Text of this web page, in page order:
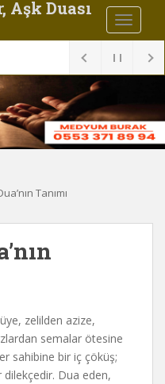
Aşk Duası
Tanımı
zelilden azize,
semalar ötesine
sahibine bir iç çöküş;
Dua eden,